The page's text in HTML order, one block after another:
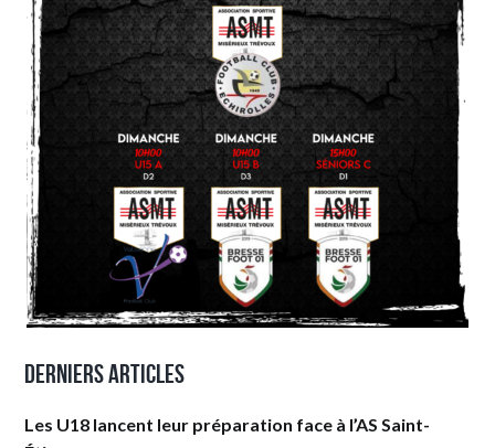
Derniers articles
Les U18 lancent leur préparation face à l’AS Saint-